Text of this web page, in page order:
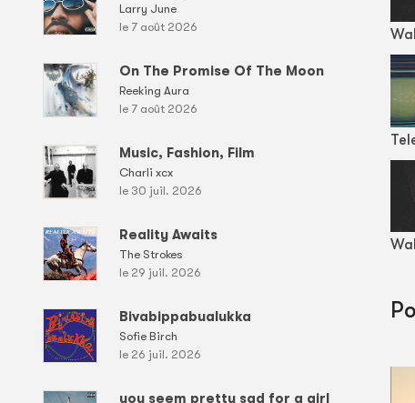
Larry June
le 7 août 2026
On The Promise Of The Moon
Reeking Aura
le 7 août 2026
Music, Fashion, Film
Charli xcx
le 30 juil. 2026
Reality Awaits
The Strokes
le 29 juil. 2026
Bivabippabualukka
Sofie Birch
le 26 juil. 2026
you seem pretty sad for a girl